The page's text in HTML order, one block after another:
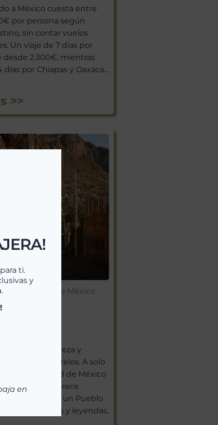
a México cuesta entre
por persona según
sin contar vuelos
Un viaje de 7 días por
desde 2.300€, mientras
por Chiapas y Oaxaca...
>>
Mágicos de México
naturaleza y
de Morelos. A solo
de la Ciudad de México
lugar que parece
Tepoztlán, un Pueblo
de montañas y leyendas,
ti.
y
en